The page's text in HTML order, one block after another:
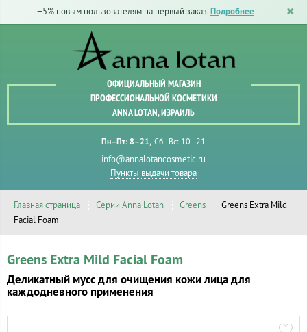
−5% новым пользователям на первый заказ. Подробнее
ОФИЦИАЛЬНЫЙ МАГАЗИН
ПРОФЕССИОНАЛЬНОЙ КОСМЕТИКИ
ANNA LOTAN, ИЗРАИЛЬ
Пн–Пт: 8–21 Сб–Вс: 10–21
info@annalotancosmetic.ru
Пункты выдачи товара
Главная страница Серии Anna Lotan Greens
Greens Extra Mild
Facial Foam
Greens Extra Mild Facial Foam
Деликатный мусс для очищения кожи лица для
каждодневного применения